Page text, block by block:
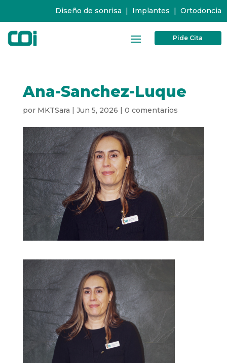
Diseño de sonrisa | Implantes | Ortodoncia
Pide Cita
Ana-Sanchez-Luque
por MKTSara | Jun 5, 2026 | 0 comentarios